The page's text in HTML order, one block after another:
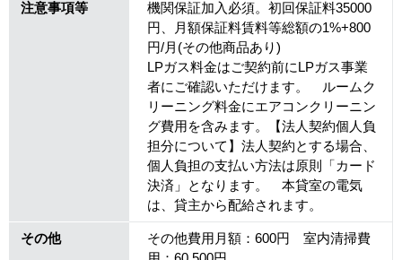
注意事項等
機関保証加入必須。初回保証料35000
円、月額保証料賃料等総額の1%+800
円/月(その他商品あり)
LPガス料金はご契約前にLPガス事業
者にご確認いただけます。 ルームク
リーニング料金にエアコンクリーニン
グ費用を含みます。【法人契約個人負
担分について】法人契約とする場合、
個人負担の支払い方法は原則「カード
決済」となります。 本貸室の電気
は、貸主から配給されます。
その他
その他費用月額：600円 室内清掃費